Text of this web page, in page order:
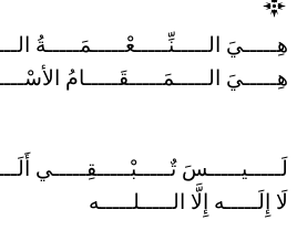
هِـــــيَ الـــــنِّـــــعْـــــمَـــــةُ
هِـــــيَ الـــــمَـــــقَـــــامُ
لَـــــيـــــسَ تٌـــــبْـــــقِـــــي
لَا إِلَـــــه إِلَّا الـــــلـــــه